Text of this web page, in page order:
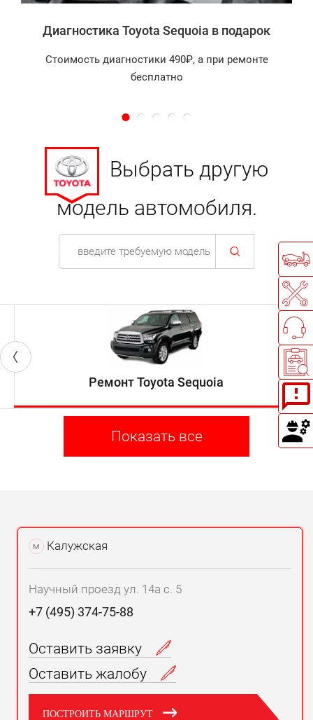
Диагностика Toyota Sequoia в подарок
Стоимость диагностики 490₽, а при ремонте
бесплатно
Выбрать другую
модель автомобиля.
Ремонт Toyota Sequoia
Показать все
м Калужская
Научный проезд ул. 14а с. 5
+7 (495) 374-75-88
Оставить заявку
Оставить жалобу
ПОСТРОИТЬ МАРШРУТ